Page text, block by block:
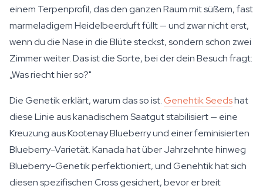
einem Terpenprofil, das den ganzen Raum mit süßem, fast
marmeladigem Heidelbeerduft füllt — und zwar nicht erst,
wenn du die Nase in die Blüte steckst, sondern schon zwei
Zimmer weiter. Das ist die Sorte, bei der dein Besuch fragt:
„Was riecht hier so?"
Die Genetik erklärt, warum das so ist.Genehtik Seedshat
diese Linie aus kanadischem Saatgut stabilisiert — eine
Kreuzung aus Kootenay Blueberry und einer feminisierten
Blueberry-Varietät. Kanada hat über Jahrzehnte hinweg
Blueberry-Genetik perfektioniert, und Genehtik hat sich
diesen spezifischen Cross gesichert, bevor er breit